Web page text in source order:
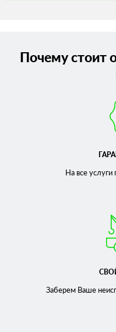
Почему стоит
На все услуги
Заберем Ваше